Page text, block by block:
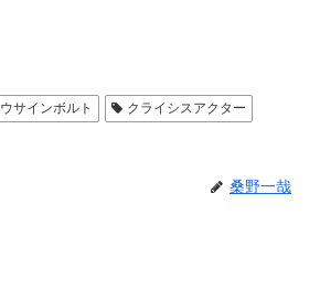
ウサインボルト
クライシスアクター
桑野一哉